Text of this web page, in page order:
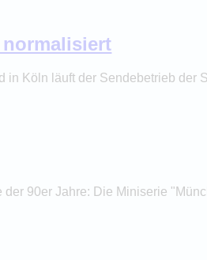
Köln läuft der Sendebetrieb der
90er Jahre: Die Miniserie